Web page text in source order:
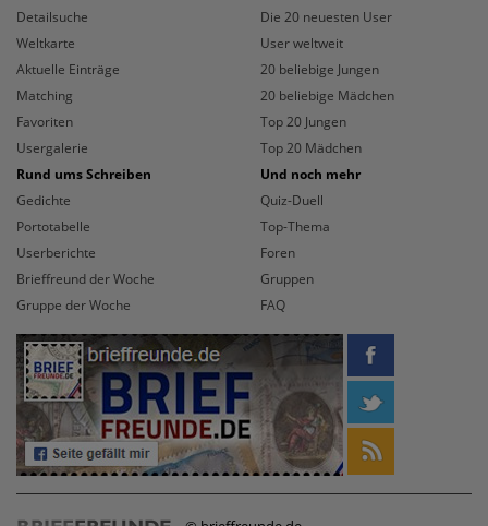
Detailsuche
Weltkarte
Aktuelle Einträge
Matching
Favoriten
Usergalerie
Die 20 neuesten User
User weltweit
20 beliebige Jungen
20 beliebige Mädchen
Top 20 Jungen
Top 20 Mädchen
Rund ums Schreiben
Gedichte
Portotabelle
Userberichte
Brieffreund der Woche
Gruppe der Woche
Und noch mehr
Quiz-Duell
Top-Thema
Foren
Gruppen
FAQ